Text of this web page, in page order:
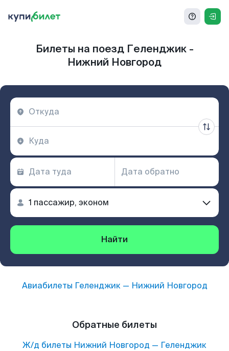
Билеты на поезд Геленджик -
Нижний Новгород
Найти
Авиабилеты Геленджик— Нижний Новгород
Обратные билеты
Ж/д билеты Нижний Новгород — Геленджик